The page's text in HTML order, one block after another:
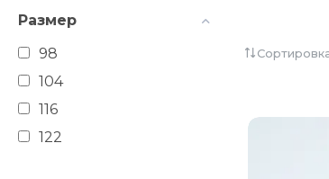
Размер
98
104
116
122